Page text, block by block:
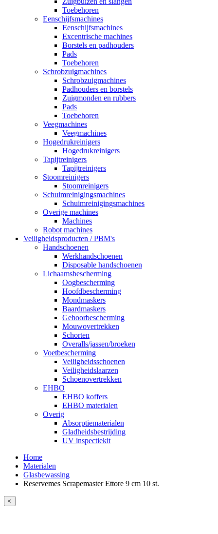
Toebehoren
Eenschijfsmachines
Eenschijfsmachines
Excentrische machines
Borstels en padhouders
Pads
Toebehoren
Schrobzuigmachines
Schrobzuigmachines
Padhouders en borstels
Zuigmonden en rubbers
Pads
Toebehoren
Veegmachines
Veegmachines
Hogedrukreinigers
Hogedrukreinigers
Tapijtreinigers
Tapijtreinigers
Stoomreinigers
Stoomreinigers
Schuimreinigingsmachines
Schuimreinigingsmachines
Overige machines
Machines
Robot machines
Veiligheidsproducten / PBM's
Handschoenen
Werkhandschoenen
Disposable handschoenen
Lichaamsbescherming
Oogbescherming
Hoofdbescherming
Mondmaskers
Baardmaskers
Gehoorbescherming
Mouwovertrekken
Schorten
Overalls/jassen/broeken
Voetbescherming
Veiligheidsschoenen
Veiligheidslaarzen
Schoenovertrekken
EHBO
EHBO koffers
EHBO materialen
Overig
Absorptiematerialen
Gladheidsbestrijding
UV inspectiekit
Home
Materialen
Glasbewassing
Reservemes Scrapemaster Ettore 9 cm 10 st.
<